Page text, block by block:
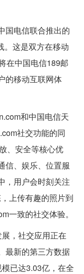
国电信联合推出的
。这是双方在移动
在中国电信189邮
的移动互联网体
和中国电信天
社交功能的同
、安全等核心优
信、娱乐、位置服
，用户会时刻关注
上传有趣的照片到
一致的社交体验。
，社交应用正在
最新的第三方数据
已达3.03亿，在全